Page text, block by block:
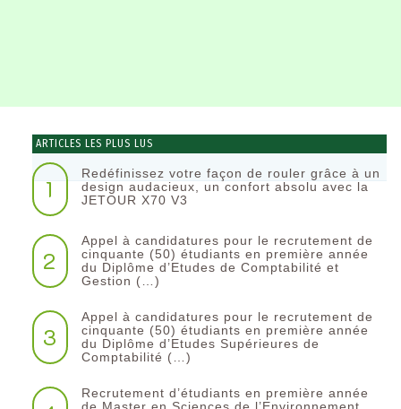
ARTICLES LES PLUS LUS
1
Redéfinissez votre façon de rouler grâce à un
design audacieux, un confort absolu avec la
JETOUR X70 V3
2
Appel à candidatures pour le recrutement de
cinquante (50) étudiants en première année
du Diplôme d’Etudes de Comptabilité et
Gestion (…)
3
Appel à candidatures pour le recrutement de
cinquante (50) étudiants en première année
du Diplôme d’Etudes Supérieures de
Comptabilité (…)
Recrutement d’étudiants en première année